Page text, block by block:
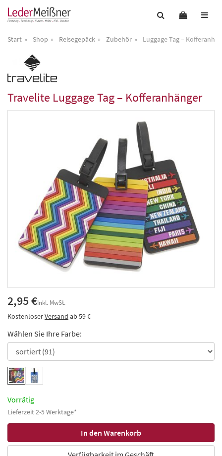
Start Shop Reisegepäck Zubehör Luggage Tag –
Travelite Luggage Tag – Kofferanhänger
2,95 €Inkl. MwSt.
KostenloserVersand ab 59 €
Wählen Sie Ihre Farbe:
Vorrätig
Lieferzeit 2-5 Werktage*